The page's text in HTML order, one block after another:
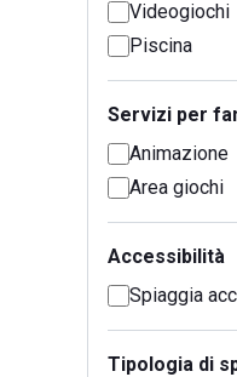
Videogiochi
Piscina
Servizi per
Animazione
Area giochi
Accessibilità
Spiaggia
Tipologia di